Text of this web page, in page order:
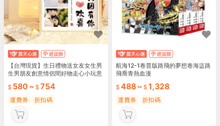
【台灣現貨】生日禮物送女友女生男
生男朋友創意情侶間好物走心小玩意
580 ~ 754
運費券 折扣碼
航海12-1卷普版路飛的夢想卷海盜路
飛喬青熱血漫
488~ 1,328
運費券 折扣碼